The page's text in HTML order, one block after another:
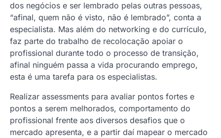
dos negócios e ser lembrado pelas outras pessoas,
“afinal, quem não é visto, não é lembrado”, conta a
especialista. Mas além do networking e do currículo,
faz parte do trabalho de recolocação apoiar o
profissional durante todo o processo de transição,
afinal ninguém passa a vida procurando emprego,
esta é uma tarefa para os especialistas.
Realizar assessments para avaliar pontos fortes e
pontos a serem melhorados, comportamento do
profissional frente aos diversos desafios que o
mercado apresenta, e a partir daí mapear o mercado